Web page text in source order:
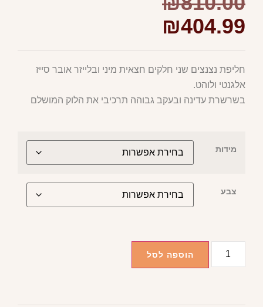
₪404.99
חליפת נצנצים שני חלקים חצאית מיני ובלייזר אובר סייז
אלגנטי ולוהט.
בשרשרת עדינה ובעקב גבוהה תרכיבי את הלוק המושלם
מידות
צבע
הוספה לסל